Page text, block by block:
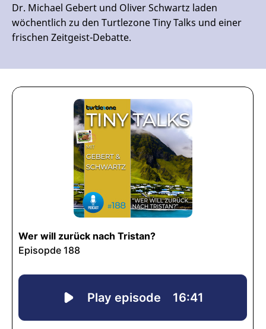
Dr. Michael Gebert und Oliver Schwartz laden
wöchentlich zu den Turtlezone Tiny Talks und einer
frischen Zeitgeist-Debatte.